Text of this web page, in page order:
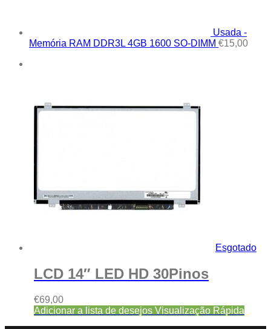
Usada -
Memória RAM DDR3L 4GB 1600 SO-DIMM €15,00
Esgotado
LCD 14″ LED HD 30Pinos
€69,00
Adicionar a lista de desejos Visualização Rápida